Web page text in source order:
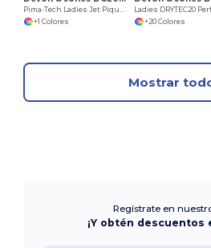
Pima-Tech Ladies Jet Pique Polo
+1 Colores
+20 Colores
Mostrar
Regístrate en
¡Y obtén descuentos